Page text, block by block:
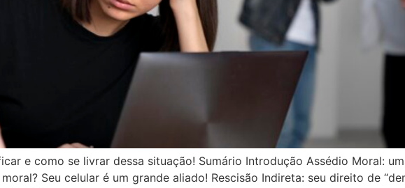
e como se livrar dessa situação! Sumário Introdução Assédio Moral:
Seu celular é um grande aliado! Rescisão Indireta: seu direito de